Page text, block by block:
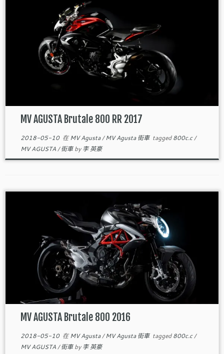
MV AGUSTA Brutale 800 RR 2017
2018-05-10在MV Agusta/MV Agusta 街車 tagged800c.c/
MV AGUSTA/街車by李 英豪
MV AGUSTA Brutale 800 2016
2018-05-10在MV Agusta/MV Agusta 街車 tagged800c.c/
MV AGUSTA/街車by李 英豪